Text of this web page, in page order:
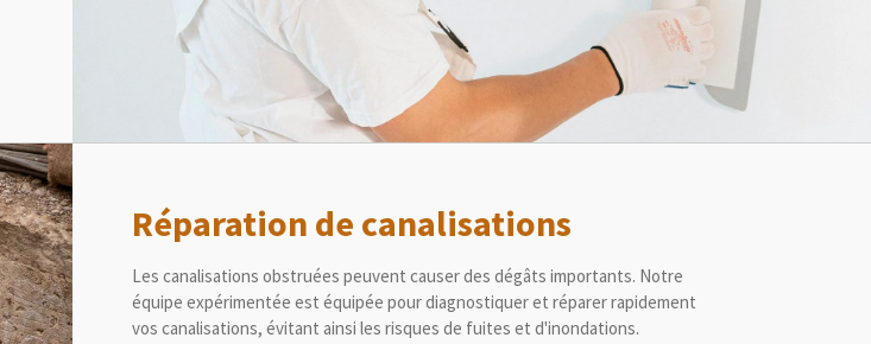
Réparation de canalisations
Les canalisations obstruées peuvent causer des dégâts importants. Notre
équipe expérimentée est équipée pour diagnostiquer et réparer rapidement
vos canalisations, évitant ainsi les risques de fuites et d'inondations.